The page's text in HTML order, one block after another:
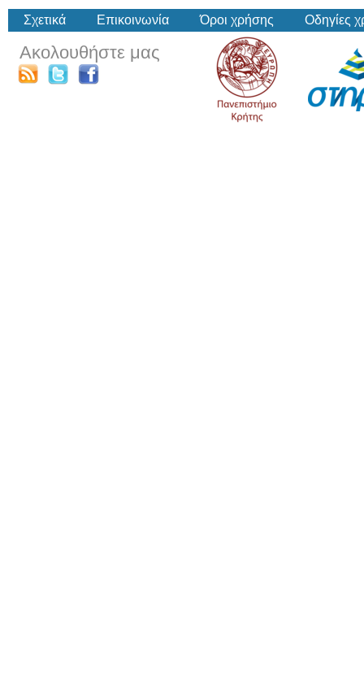
Σχετικά Επικοινωνία Όροι χρήσης Οδηγίες
Ακολουθήστε μας